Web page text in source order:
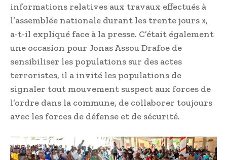
informations relatives aux travaux effectués à
l’assemblée nationale durant les trente jours »,
a-t-il expliqué face à la presse. C’était également
une occasion pour Jonas Assou Drafoe de
sensibiliser les populations sur des actes
terroristes, il a invité les populations de
signaler tout mouvement suspect aux forces de
l’ordre dans la commune, de collaborer toujours
avec les forces de défense et de sécurité.